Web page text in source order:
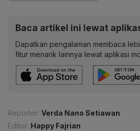
Baca artikel ini lewat
Dapatkan pengalaman membaca
fitur menarik lainnya lewat aplikasi
Reporter: Verda Nano Setiawan
Editor: Happy Fajrian